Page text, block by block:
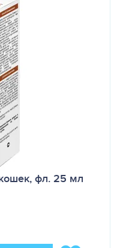
фл. 25 мл